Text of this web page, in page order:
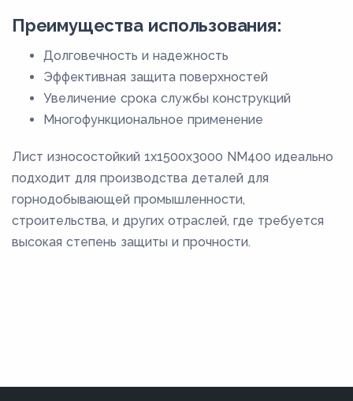
Преимущества использования:
Долговечность и надежность
Эффективная защита поверхностей
Увеличение срока службы конструкций
Многофункциональное применение
Лист износостойкий 1x1500x3000 NM400 идеально
подходит для производства деталей для
горнодобывающей промышленности,
строительства, и других отраслей, где требуется
высокая степень защиты и прочности.